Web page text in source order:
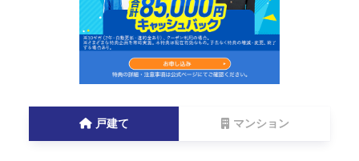
戸建て マンション